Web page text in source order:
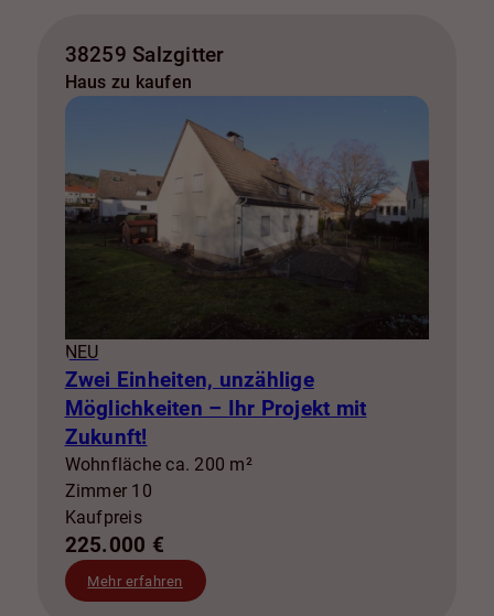
38259 Salzgitter
Haus zu kaufen
NEU
Zwei Einheiten, unzählige
Möglichkeiten – Ihr Projekt mit
Zukunft!
Wohnfläche ca. 200 m²
Zimmer 10
Kaufpreis
225.000 €
Mehr erfahren